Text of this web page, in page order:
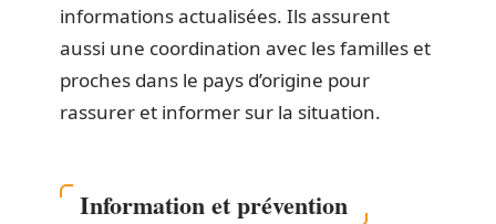
informations actualisées. Ils assurent
aussi une coordination avec les familles et
proches dans le pays d’origine pour
rassurer et informer sur la situation.
Information et prévention